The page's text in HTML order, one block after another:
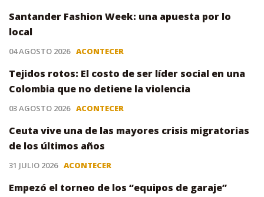
Santander Fashion Week: una apuesta por lo
local
04 AGOSTO 2026 ACONTECER
Tejidos rotos: El costo de ser líder social en una
Colombia que no detiene la violencia
03 AGOSTO 2026 ACONTECER
Ceuta vive una de las mayores crisis migratorias
de los últimos años
31 JULIO 2026 ACONTECER
Empezó el torneo de los “equipos de garaje”